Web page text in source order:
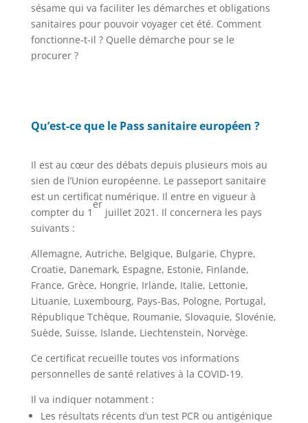
sésame qui va faciliter les démarches et obligations
sanitaires pour pouvoir voyager cet été. Comment
fonctionne-t-il ? Quelle démarche pour se le
procurer ?
Qu’est-ce que le Pass sanitaire européen ?
Il est au cœur des débats depuis plusieurs mois au
sien de l’Union européenne. Le passeport sanitaire
est un certificat numérique. Il entre en vigueur à
compter du 1
er
juillet 2021. Il concernera les pays
suivants :
Allemagne, Autriche, Belgique, Bulgarie, Chypre,
Croatie, Danemark, Espagne, Estonie, Finlande,
France, Grèce, Hongrie, Irlande, Italie, Lettonie,
Lituanie, Luxembourg, Pays-Bas, Pologne, Portugal,
République Tchèque, Roumanie, Slovaquie, Slovénie,
Suède, Suisse, Islande, Liechtenstein, Norvège.
Ce certificat recueille toutes vos informations
personnelles de santé relatives à la COVID-19.
Il va indiquer notamment :
Les résultats récents d’un test PCR ou antigénique